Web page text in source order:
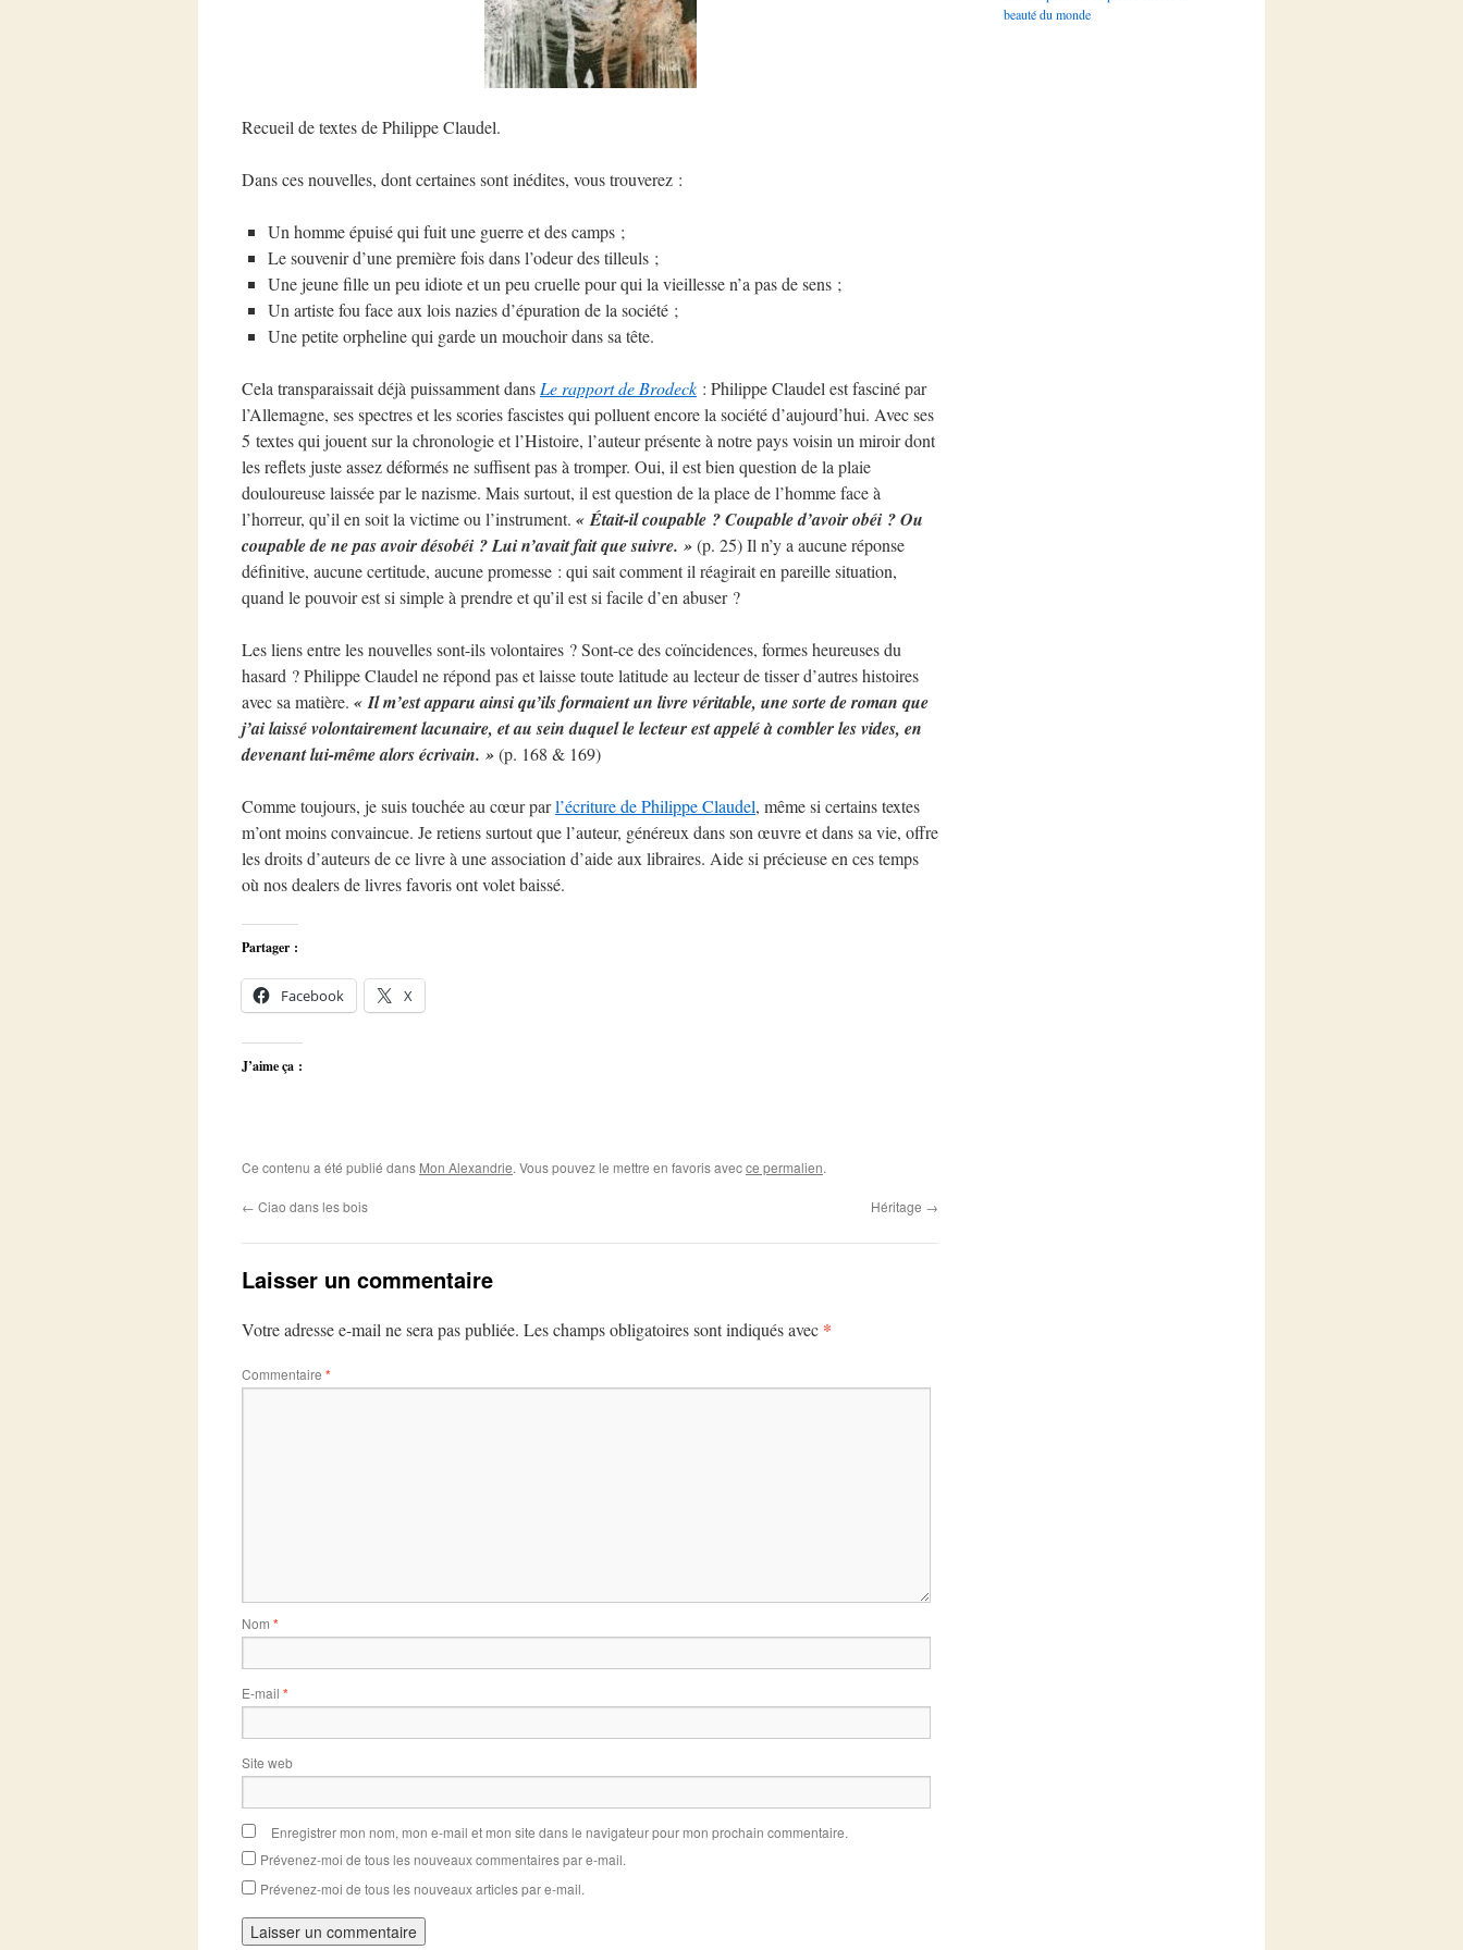
Recueil de textes de Philippe Claudel.
Dans ces nouvelles, dont certaines sont inédites, vous trouverez :
Un homme épuisé qui fuit une guerre et des camps ;
Le souvenir d’une première fois dans l’odeur des tilleuls ;
Une jeune fille un peu idiote et un peu cruelle pour qui la vieillesse n’a pas de sens ;
Un artiste fou face aux lois nazies d’épuration de la société ;
Une petite orpheline qui garde un mouchoir dans sa tête.
Cela transparaissait déjà puissamment dans Le rapport de Brodeck : Philippe Claudel est fasciné par
l’Allemagne, ses spectres et les scories fascistes qui polluent encore la société d’aujourd’hui. Avec ses
5 textes qui jouent sur la chronologie et l’Histoire, l’auteur présente à notre pays voisin un miroir dont
les reflets juste assez déformés ne suffisent pas à tromper. Oui, il est bien question de la plaie
douloureuse laissée par le nazisme. Mais surtout, il est question de la place de l’homme face à
l’horreur, qu’il en soit la victime ou l’instrument. « Était-il coupable ? Coupable d’avoir obéi ? Ou
coupable de ne pas avoir désobéi ? Lui n’avait fait que suivre. »(p. 25) Il n’y a aucune réponse
définitive, aucune certitude, aucune promesse : qui sait comment il réagirait en pareille situation,
quand le pouvoir est si simple à prendre et qu’il est si facile d’en abuser ?
Les liens entre les nouvelles sont-ils volontaires ? Sont-ce des coïncidences, formes heureuses du
hasard ? Philippe Claudel ne répond pas et laisse toute latitude au lecteur de tisser d’autres histoires
avec sa matière. « Il m’est apparu ainsi qu’ils formaient un livre véritable, une sorte de roman que
j’ai laissé volontairement lacunaire, et au sein duquel le lecteur est appelé à combler les vides, en
devenant lui-même alors écrivain. »(p. 168 & 169)
Comme toujours, je suis touchée au cœur parl’écriture de Philippe Claudel, même si certains textes
m’ont moins convaincue. Je retiens surtout que l’auteur, généreux dans son œuvre et dans sa vie, offre
les droits d’auteurs de ce livre à une association d’aide aux libraires. Aide si précieuse en ces temps
où nos dealers de livres favoris ont volet baissé.
Partager :
Facebook X
J’aime ça :
Ce contenu a été publié dans Mon Alexandrie. Vous pouvez le mettre en favoris avecce permalien.
← Ciao dans les bois Héritage →
Laisser un commentaire
Votre adresse e-mail ne sera pas publiée. Les champs obligatoires sont indiqués avec *
Commentaire *
Nom *
E-mail *
Site web
Enregistrer mon nom, mon e-mail et mon site dans le navigateur pour mon prochain commentaire.
Prévenez-moi de tous les nouveaux commentaires par e-mail.
Prévenez-moi de tous les nouveaux articles par e-mail.
beauté du monde